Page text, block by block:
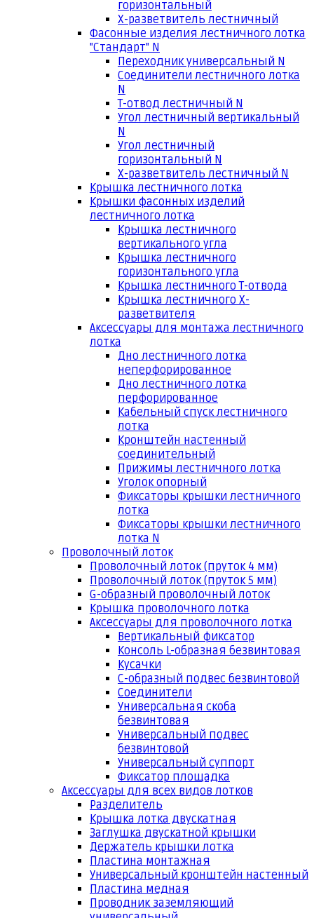
горизонтальный
Х-разветвитель лестничный
Фасонные изделия лестничного лотка
"Стандарт" N
Переходник универсальный N
Соединители лестничного лотка
N
Т-отвод лестничный N
Угол лестничный вертикальный
N
Угол лестничный
горизонтальный N
Х-разветвитель лестничный N
Крышка лестничного лотка
Крышки фасонных изделий
лестничного лотка
Крышка лестничного
вертикального угла
Крышка лестничного
горизонтального угла
Крышка лестничного Т-отвода
Крышка лестничного Х-
разветвителя
Аксессуары для монтажа лестничного
лотка
Дно лестничного лотка
неперфорированное
Дно лестничного лотка
перфорированное
Кабельный спуск лестничного
лотка
Кронштейн настенный
соединительный
Прижимы лестничного лотка
Уголок опорный
Фиксаторы крышки лестничного
лотка
Фиксаторы крышки лестничного
лотка N
Проволочный лоток
Проволочный лоток (пруток 4 мм)
Проволочный лоток (пруток 5 мм)
G-образный проволочный лоток
Крышка проволочного лотка
Аксессуары для проволочного лотка
Вертикальный фиксатор
Консоль L-образная безвинтовая
Кусачки
С-образный подвес безвинтовой
Соединители
Универсальная скоба
безвинтовая
Универсальный подвес
безвинтовой
Универсальный суппорт
Фиксатор площадка
Аксессуары для всех видов лотков
Разделитель
Крышка лотка двускатная
Заглушка двускатной крышки
Держатель крышки лотка
Пластина монтажная
Универсальный кронштейн настенный
Пластина медная
Проводник заземляющий